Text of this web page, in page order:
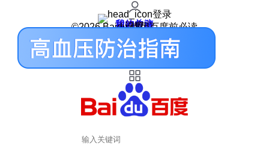
登录
我的关注
我的收藏
皮肤中心
用户反馈
设置
©2026 Baidu 使用百度前必读